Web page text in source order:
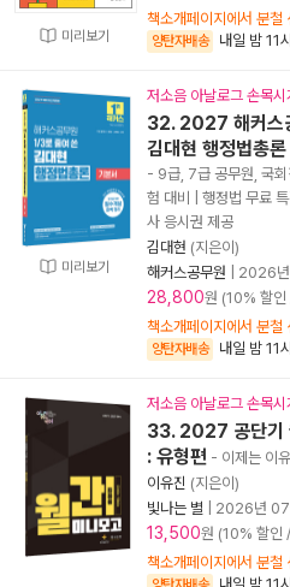
미리보기
책소개페이지에서 분철
양탄자배송 내일 밤 11시
미리보기
저소음 아날로그 손목
32. 2027 해커스
김대현 행정법총
- 9급, 7급 공무원, 국회
험 대비 | 행정법 무료
사 응시권 제공
김대현 (지은이)
해커스공무원
2026
28,800원 (10% 할
책소개페이지에서 분철
양탄자배송 내일 밤 11시
저소음 아날로그 손목
33. 2027 공단기
: 유형편 - 이제는 이
이유진 (지은이)
빛나는 별
2026년 07
13,500원 (10% 할인
책소개페이지에서 분철